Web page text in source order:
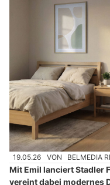
19.05.26 VON BELMEDIA
Mit Emil lanciert Stadler
vereint dabei modernes